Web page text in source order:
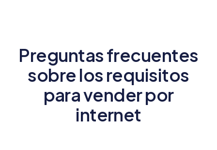
Preguntas frecuentes
sobre los requisitos
para vender por
internet